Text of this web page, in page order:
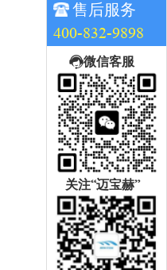
售后服务
400-832-9898
微信客服
关注“迈宝赫”